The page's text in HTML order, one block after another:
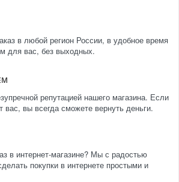
в любой регион России, в удобное время
для вас, без выходных.
репутацией нашего магазина. Если
вас, вы всегда сможете вернуть деньги.
в интернет-магазине? Мы с радостью
покупки в интернете простыми и